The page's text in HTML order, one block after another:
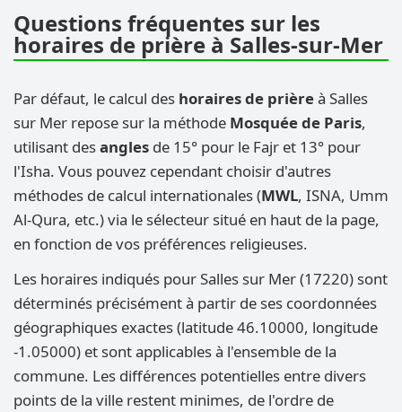
Questions fréquentes sur les
horaires de prière à Salles-sur-Mer
Par défaut, le calcul des horaires de prièreà Salles
sur Mer repose sur la méthode Mosquée de Paris,
utilisant desangles de 15° pour le Fajr et 13° pour
l'Isha. Vous pouvez cependant choisir d'autres
méthodes de calcul internationales (MWL, ISNA, Umm
Al-Qura, etc.) via le sélecteur situé en haut de la page,
en fonction de vos préférences religieuses.
Les horaires indiqués pour Salles sur Mer (17220) sont
déterminés précisément à partir de ses coordonnées
géographiques exactes (latitude 46.10000, longitude
-1.05000) et sont applicables à l'ensemble de la
commune. Les différences potentielles entre divers
points de la ville restent minimes, de l'ordre de